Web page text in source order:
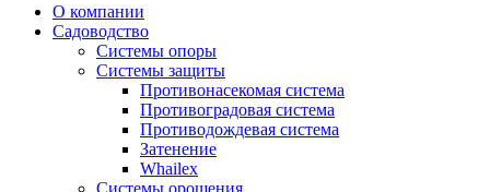
О компании
Садоводство
Системы опоры
Системы защиты
Противонасекомая система
Противоградовая система
Противодождевая система
Затенение
Whailex
Системы орошения